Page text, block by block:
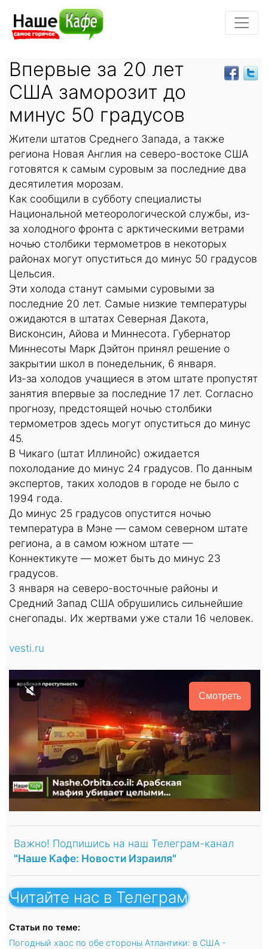
Впервые за 20 лет
США заморозит до
минус 50 градусов
Жители штатов Среднего Запада, а также
региона Новая Англия на северо-востоке США
готовятся к самым суровым за последние два
десятилетия морозам.
Как сообщили в субботу специалисты
Национальной метеорологической службы, из-
за холодного фронта с арктическими ветрами
ночью столбики термометров в некоторых
районах могут опуститься до минус 50 градусов
Цельсия.
Эти холода станут самыми суровыми за
последние 20 лет. Самые низкие температуры
ожидаются в штатах Северная Дакота,
Висконсин, Айова и Миннесота. Губернатор
Миннесоты Марк Дэйтон принял решение о
закрытии школ в понедельник, 6 января.
Из-за холодов учащиеся в этом штате пропустят
занятия впервые за последние 17 лет. Согласно
прогнозу, предстоящей ночью столбики
термометров здесь могут опуститься до минус
45.
В Чикаго (штат Иллинойс) ожидается
похолодание до минус 24 градусов. По данным
экспертов, таких холодов в городе не было с
1994 года.
До минус 25 градусов опустится ночью
температура в Мэне — самом северном штате
региона, а в самом южном штате —
Коннектикуте — может быть до минус 23
градусов.
3 января на северо-восточные районы и
Средний Запад США обрушились сильнейшие
снегопады. Их жертвами уже стали 16 человек.
vesti.ru
Смотреть
Важно! Подпишись на наш Телеграм-канал
"Наше Кафе: Новости Израиля"
Читайте нас в Телеграм
Статьи по теме:
Погодный хаос по обе стороны Атлантики: в США -